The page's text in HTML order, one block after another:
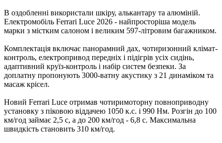
В оздобленні використали шкіру, алькантару та алюміній.
Електромобіль Ferrari Luce 2026 - найпросторіша модель
марки з містким салоном і великим 597-літровим багажником.
Комплектація включає панорамний дах, чотиризонний клімат-
контроль, електропривод передніх і підігрів усіх сидінь,
адаптивний круїз-контроль і набір систем безпеки. За
доплатну пропонують 3000-ватну акустику з 21 динаміком та
масаж крісел.
Новий Ferrari Luce отримав чотиримоторну повноприводну
установку з піковою віддачею 1050 к.с. і 990 Нм. Розгін до 100
км/год займає 2,5 с, а до 200 км/год - 6,8 с. Максимальна
швидкість становить 310 км/год.